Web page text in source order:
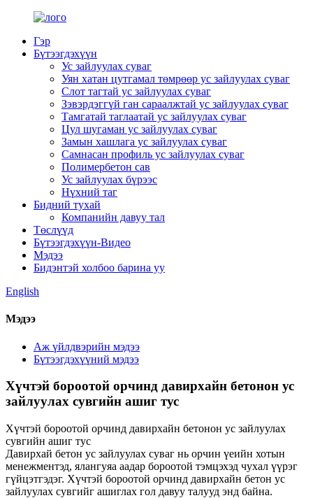
Гэр
Бүтээгдэхүүн
Ус зайлуулах суваг
Уян хатан цутгамал төмрөөр ус зайлуулах суваг
Слот тагтай ус зайлуулах суваг
Зэвэрдэггүй ган сараалжтай ус зайлуулах суваг
Тамгатай таглаатай ус зайлуулах суваг
Цул шугаман ус зайлуулах суваг
Замын хашлага ус зайлуулах суваг
Самнасан профиль ус зайлуулах суваг
Полимербетон сав
Ус зайлуулах бүрээс
Нүхний таг
Бидний тухай
Компанийн давуу тал
Төслүүд
Бүтээгдэхүүн-Видео
Мэдээ
Бидэнтэй холбоо барина уу
English
Мэдээ
Аж үйлдвэрийн мэдээ
Бүтээгдэхүүний мэдээ
Хүчтэй бороотой орчинд давирхайн бетонон ус
зайлуулах сувгийн ашиг тус
Хүчтэй бороотой орчинд давирхайн бетонон ус зайлуулах
сувгийн ашиг тус
Давирхай бетон ус зайлуулах суваг нь орчин үеийн хотын
менежментэд, ялангуяа аадар бороотой тэмцэхэд чухал үүрэг
гүйцэтгэдэг. Хүчтэй бороотой орчинд давирхайн бетон ус
зайлуулах сувгийг ашиглах гол давуу талууд энд байна.